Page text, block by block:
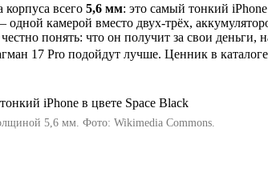
всего 5,6 мм: это самый тонкий
камерой вместо двух-трёх,
понять: что он получит за свои
17 Pro подойдут лучше. Ценник в
5,6 мм. Фото: Wikimedia Commons.